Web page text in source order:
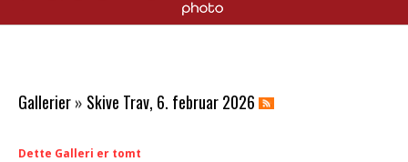
Gallerier» Skive Trav, 6. februar 2026
Dette Galleri er tomt